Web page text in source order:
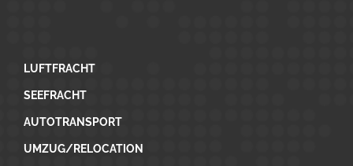
LUFTFRACHT
SEEFRACHT
AUTOTRANSPORT
UMZUG/RELOCATION